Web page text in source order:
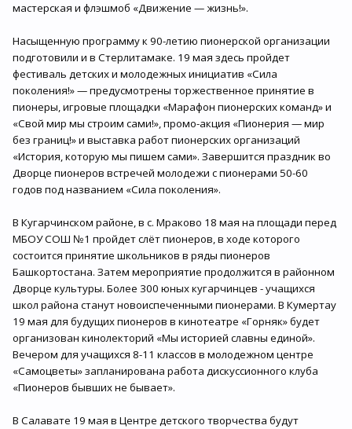
мастерская и флэшмоб «Движение — жизнь!».
Насыщенную программу к 90-летию пионерской организации
подготовили и в Стерлитамаке. 19 мая здесь пройдет
фестиваль детских и молодежных инициатив «Сила
поколения!» — предусмотрены торжественное принятие в
пионеры, игровые площадки «Марафон пионерских команд» и
«Свой мир мы строим сами!», промо-акция «Пионерия — мир
без границ!» и выставка работ пионерских организаций
«История, которую мы пишем сами». Завершится праздник во
Дворце пионеров встречей молодежи с пионерами 50-60
годов под названием «Сила поколения».
В Кугарчинском районе, в с. Мраково 18 мая на площади перед
МБОУ СОШ №1 пройдет слёт пионеров, в ходе которого
состоится принятие школьников в ряды пионеров
Башкортостана. Затем мероприятие продолжится в районном
Дворце культуры. Более 300 юных кугарчинцев - учащихся
школ района станут новоиспеченными пионерами. В Кумертау
19 мая для будущих пионеров в кинотеатре «Горняк» будет
организован кинолекторий «Мы историей славны единой».
Вечером для учащихся 8-11 классов в молодежном центре
«Самоцветы» запланирована работа дискуссионного клуба
«Пионеров бывших не бывает».
В Салавате 19 мая в Центре детского творчества будут